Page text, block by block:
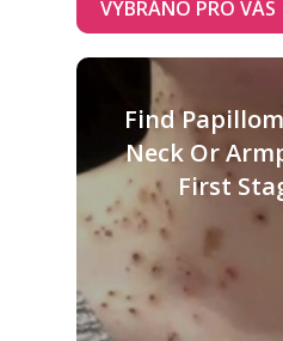
Find
Neck Or
First